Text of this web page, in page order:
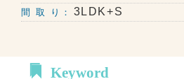
間 取 り： 3LDK+S
Keyword